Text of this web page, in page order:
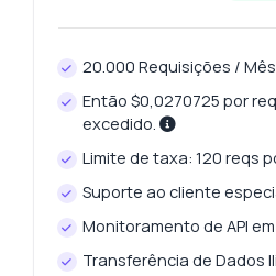
20.000 Requisições / Mês
Então $0,0270725 por
excedido.
Limite de taxa: 120 reqs
Suporte ao cliente
Monitoramento de API
Transferência de Dados